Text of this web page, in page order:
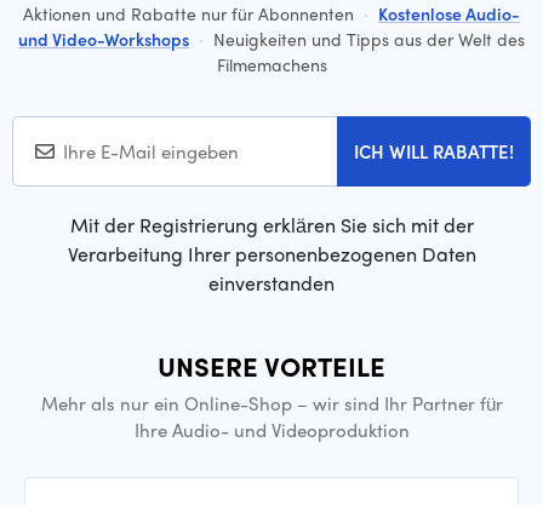
Aktionen und Rabatte nur für Abonnenten · Kostenlose Audio-
und Video-Workshops · Neuigkeiten und Tipps aus der Welt des
Filmemachens
ICH WILL RABATTE!
Mit der Registrierung erklären Sie sich mit der
Verarbeitung Ihrer personenbezogenen Daten
einverstanden
UNSERE VORTEILE
Mehr als nur ein Online-Shop – wir sind Ihr Partner für
Ihre Audio- und Videoproduktion